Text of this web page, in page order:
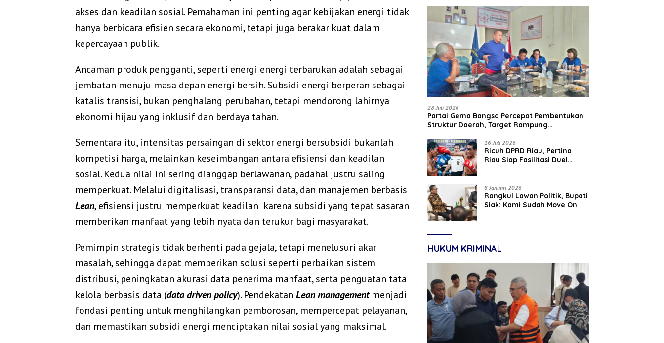
akses dan keadilan sosial. Pemahaman ini penting agar kebijakan energi tidak
hanya berbicara efisien secara ekonomi, tetapi juga berakar kuat dalam
kepercayaan publik.
Ancaman produk pengganti, seperti energi energi terbarukan adalah sebagai
jembatan menuju masa depan energi bersih. Subsidi energi berperan sebagai
katalis transisi, bukan penghalang perubahan, tetapi mendorong lahirnya
ekonomi hijau yang inklusif dan berdaya tahan.
Sementara itu, intensitas persaingan di sektor energi bersubsidi bukanlah
kompetisi harga, melainkan keseimbangan antara efisiensi dan keadilan
sosial. Kedua nilai ini sering dianggap berlawanan, padahal justru saling
memperkuat. Melalui digitalisasi, transparansi data, dan manajemen berbasis
Lean, efisiensi justru memperkuat keadilan karena subsidi yang tepat sasaran
memberikan manfaat yang lebih nyata dan terukur bagi masyarakat.
Pemimpin strategis tidak berhenti pada gejala, tetapi menelusuri akar
masalah, sehingga dapat memberikan solusi seperti perbaikan sistem
distribusi, peningkatan akurasi data penerima manfaat, serta penguatan tata
kelola berbasis data (data driven policy). Pendekatan Lean managementmenjadi
fondasi penting untuk menghilangkan pemborosan, mempercepat pelayanan,
dan memastikan subsidi energi menciptakan nilai sosial yang maksimal.
28 Juli 2026
Partai Gema Bangsa Percepat Pembentukan
Struktur Daerah, Target Rampung
16 Juli 2026
‎Ricuh DPRD Riau, Pertina
Riau Siap Fasilitasi Duel
8 Januari 2026
Rangkul Lawan Politik, Bupati
Siak: Kami Sudah Move On
HUKUM KRIMINAL